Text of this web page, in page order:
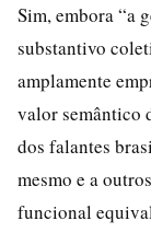
Sim, embora “a
substantivo
amplamente
valor semântico
dos falantes
mesmo e a
funcional